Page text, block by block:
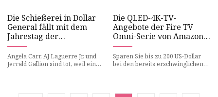
Die Schießerei in Dollar
General fällt mit dem
Jahrestag der
rassistischen Gewalt am
Samstag in Axe Handle
zusammen
Angela Carr, AJ Laguerre Jr. und
Jerrald Gallion sind tot, weil ein
Die QLED-4K-TV-
Angebote der Fire TV
Omni-Serie von Amazon
sind zu heiß, um sie in
den Griff zu bekommen
Sparen Sie bis zu 200 US-Dollar
bei den bereits erschwinglichen